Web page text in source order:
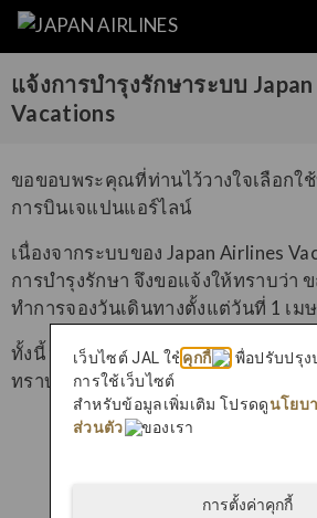
แจ้งการบำรุงรักษาระบบ
Vacations
ขอขอบพระคุณที่ท่านไว้วางใจเลือกใ
การบินเจแปนแอร์ไลน์
เนื่องจากระบบของ Japan Airlines
การบำรุงรักษา จึงขอแจ้งให้ทราบว่า
ทำการจองวันเดินทางตั้งแต่วันที่ 1 เม
ทั้งนี้ หากระบบกลับมาเปิดให้บริการอี
ทราบในโอกาสต่อไป
ณ
สา
เว็บไซต์ JAL ใช้ คุกกี้
เพื่อปรับปรุ
การใช้เว็บไซต์
สำหรับข้อมูลเพิ่มเติม โปรดดูนโยบ
ส่วนตัว
ของเรา
การตั้งค่าคุกกี้